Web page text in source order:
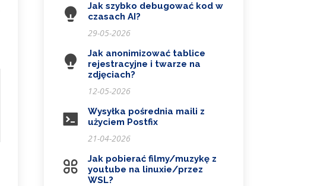
Jak szybko debugować kod w
czasach AI?
29-05-2026
Jak anonimizować tablice
rejestracyjne i twarze na
zdjęciach?
12-05-2026
Wysyłka pośrednia maili z
użyciem Postfix
21-04-2026
Jak pobierać filmy/muzykę z
youtube na linuxie/przez
WSL?